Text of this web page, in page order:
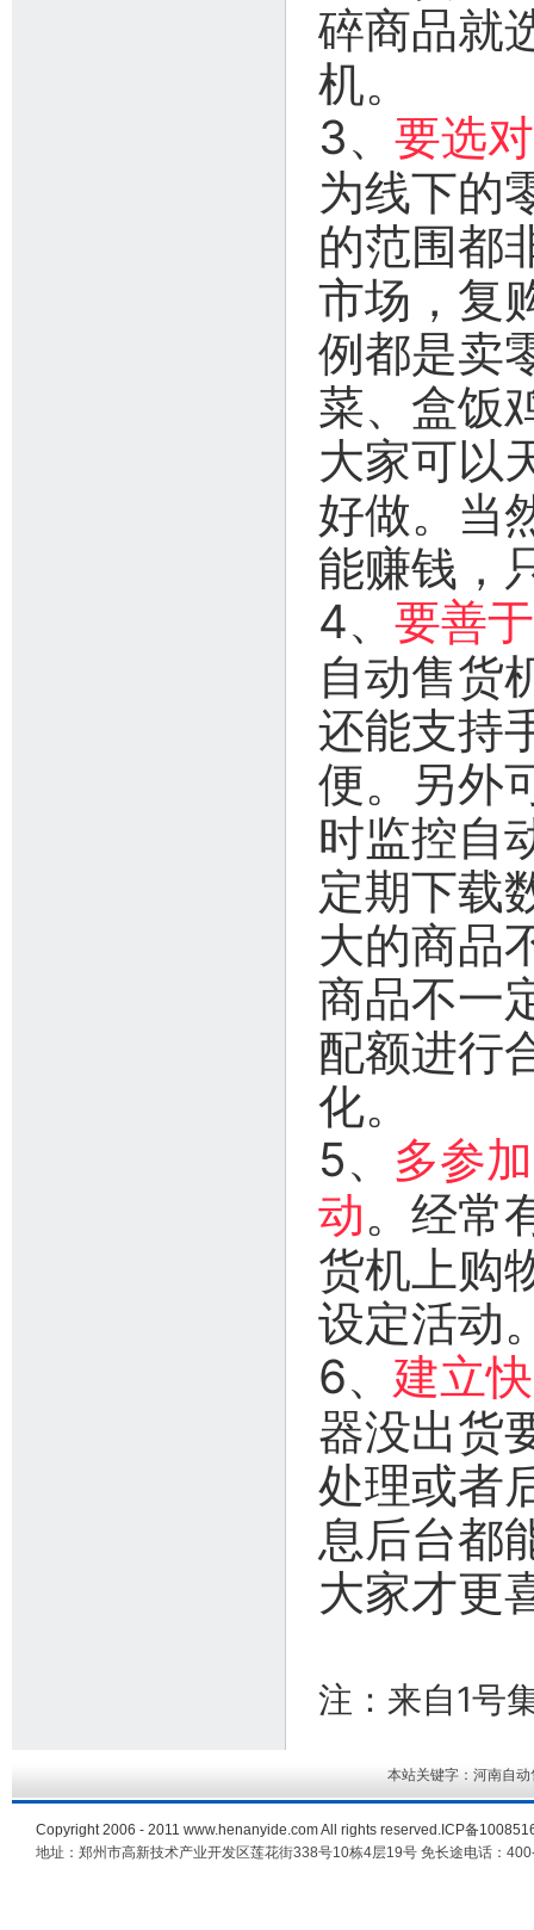
碎商品就
机。
3、 要选
为线下的
的范围都
市场，复
例都是卖
菜、盒饭
大家可以
好做。当
能赚钱，
4、 要善
自动售货
还能支持
便。另外
时监控自
定期下载
大的商品
商品不一
配额进行
化。
5、
多参
动。经常
货机上购
设定活动
6、 建立
器没出货
处理或者
息后台都
大家才更
注：来自1号
本站关键字：河南自
Copyright 2006 - 2011 www.henanyide.comAll rights reserved.ICP备
地址：郑州市高新技术产业开发区莲花街338号10栋4层19号 免长途电话：